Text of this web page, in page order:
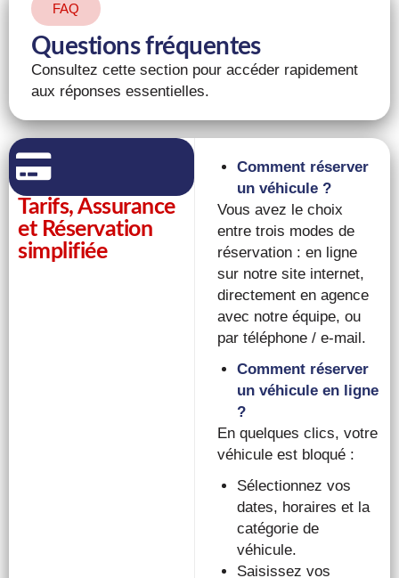
FAQ
Questions fréquentes
Consultez cette section pour accéder rapidement
aux réponses essentielles.
Tarifs, Assurance
et Réservation
simplifiée
Comment réserver
un véhicule ?
Vous avez le choix
entre trois modes de
réservation : en ligne
sur notre site internet,
directement en agence
avec notre équipe, ou
par téléphone / e-mail.
Comment réserver
un véhicule en ligne
?
En quelques clics, votre
véhicule est bloqué :
Sélectionnez vos
dates, horaires et la
catégorie de
véhicule.
Saisissez vos